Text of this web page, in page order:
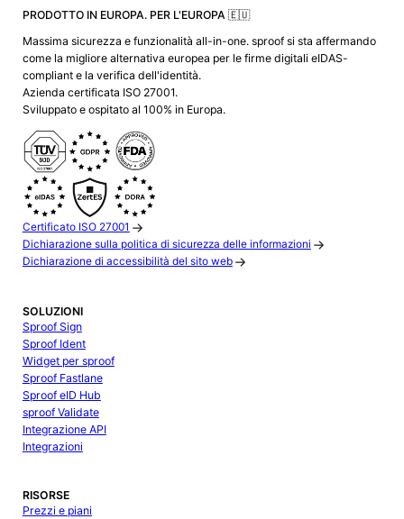
PRODOTTO IN EUROPA. PER L'EUROPA 🇪🇺
Massima sicurezza e funzionalità all-in-one. sproof si sta affermando
come la migliore alternativa europea per le firme digitali eIDAS-
compliant e la verifica dell'identità.
Azienda certificata ISO 27001.
Sviluppato e ospitato al 100% in Europa.
Certificato ISO 27001
Dichiarazione sulla politica di sicurezza delle informazioni
Dichiarazione di accessibilità del sito web
SOLUZIONI
Sproof Sign
Sproof Ident
Widget per sproof
Sproof Fastlane
Sproof eID Hub
sproof Validate
Integrazione API
Integrazioni
RISORSE
Prezzi e piani